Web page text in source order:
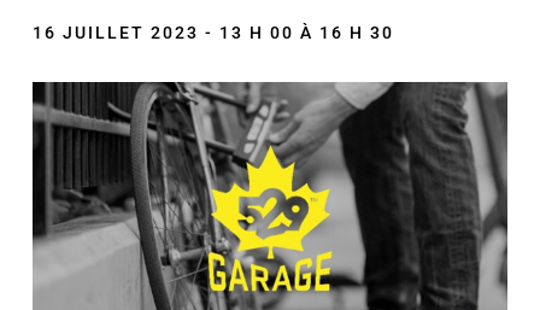
16 JUILLET 2023 - 13 H 00 À 16 H 30